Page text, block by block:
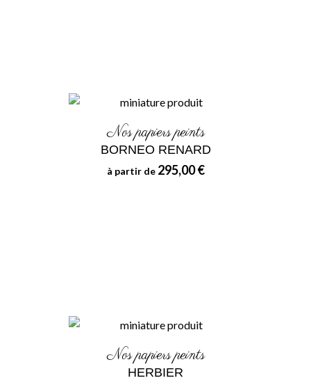
Nos papiers peints
BORNEO RENARD
à partir de 295,00 €
Nos papiers peints
HERBIER